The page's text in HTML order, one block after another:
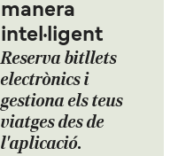
manera
intel·ligent
Reserva bitllets
electrònics i
gestiona els teus
viatges des de
l'aplicació.